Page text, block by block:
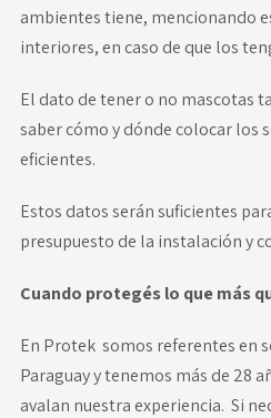
ambientes tiene, mencionando
interiores, en caso de que los
El dato de tener o no mascotas
saber cómo y dónde colocar los
eficientes.
Estos datos serán suficientes
presupuesto de la instalación y
Cuando protegés lo que más
En Protek somos referentes en
Paraguay y tenemos más de 28
avalan nuestra experiencia. Si